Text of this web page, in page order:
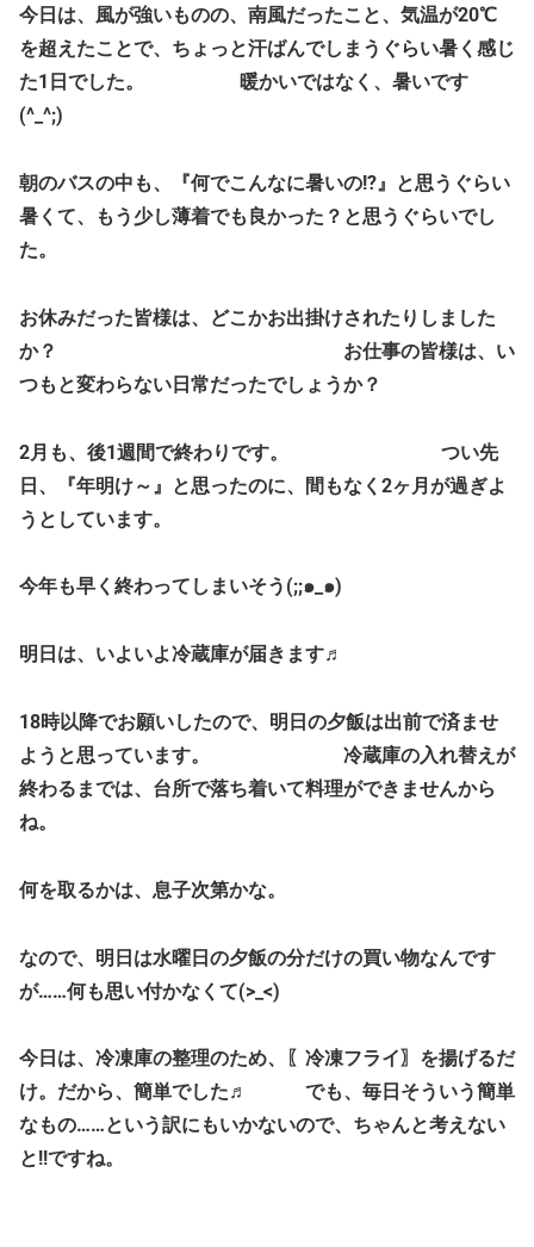
今日は、風が強いものの、南風だったこと、気温が20℃
を超えたことで、ちょっと汗ばんでしまうぐらい暑く感じ
た1日でした。 暖かいではなく、暑いです
(^_^;)
朝のバスの中も、『何でこんなに暑いの!?』と思うぐらい
暑くて、もう少し薄着でも良かった？と思うぐらいでし
た。
お休みだった皆様は、どこかお出掛けされたりしました
か？ お仕事の皆様は、い
つもと変わらない日常だったでしょうか？
2月も、後1週間で終わりです。 つい先
日、『年明け～』と思ったのに、間もなく2ヶ月が過ぎよ
うとしています。
今年も早く終わってしまいそう(;;๑_๑)
明日は、いよいよ冷蔵庫が届きます♬
18時以降でお願いしたので、明日の夕飯は出前で済ませ
ようと思っています。 冷蔵庫の入れ替えが
終わるまでは、台所で落ち着いて料理ができませんから
ね。
何を取るかは、息子次第かな。
なので、明日は水曜日の夕飯の分だけの買い物なんです
が……何も思い付かなくて(>_<)
今日は、冷凍庫の整理のため、〖冷凍フライ〗を揚げるだ
け。だから、簡単でした♬ でも、毎日そういう簡単
なもの……という訳にもいかないので、ちゃんと考えない
と!!ですね。